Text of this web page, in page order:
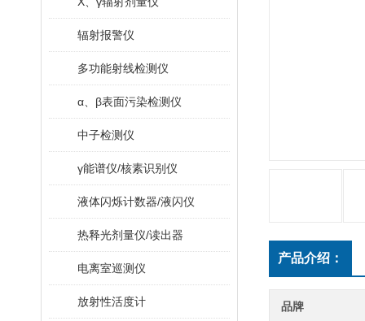
辐射报警仪
多功能射线检测仪
α、β表面污染检测仪
中子检测仪
γ能谱仪/核素识别仪
液体闪烁计数器/液闪仪
热释光剂量仪/读出器
电离室巡测仪
放射性活度计
产品介绍：
品牌